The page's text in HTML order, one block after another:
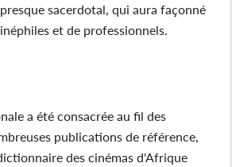
sacerdotal, qui aura façonné
et de professionnels.
a été consacrée au fil des
publications de référence,
des cinémas d'Afrique